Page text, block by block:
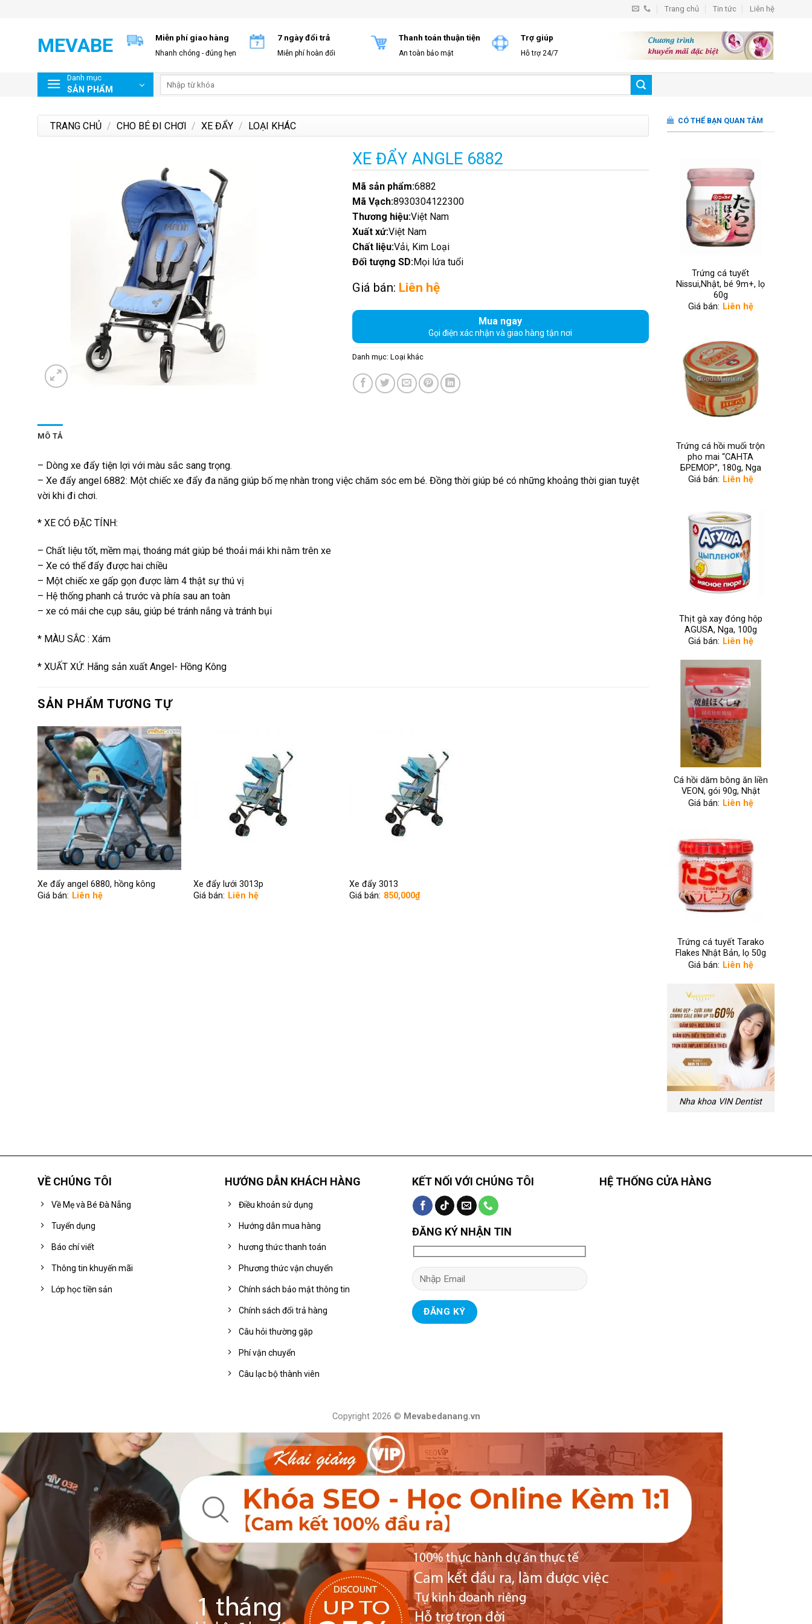
Trang chủ Tin tức Liên hệ
MEVABE Miễn phí giao hàng
Nhanh chóng - đúng hẹn
7 ngày đổi trả
Miễn phí hoàn đổi
Thanh toán thuận tiện
An toàn bảo mật
Trợ giúp
Hỗ trợ 24/7
Danh mục
SẢN PHẨM
kiếm:
TRANG CHỦ / CHO BÉ ĐI CHƠI / XE ĐẨY / LOẠI KHÁC
XE ĐẨY ANGLE 6882
Mã sản phẩm:6882
Mã Vạch:8930304122300
Thương hiệu:Việt Nam
Xuất xứ:Việt Nam
Chất liệu:Vải, Kim Loại
Đối tượng SD:Mọi lứa tuổi
Giá bán: Liên hệ
Mua ngay
Gọi điện xác nhận và giao hàng tận nơi
Danh mục: Loại khác
MÔ TẢ
– Dòng xe đẩy tiện lợi với màu sắc sang trọng.
– Xe đẩy angel 6882: Một chiếc xe đẩy đa năng giúp bố mẹ nhàn trong việc chăm sóc em bé. Đồng thời giúp bé có những khoảng thời gian tuyệt
vời khi đi chơi.
* XE CÓ ĐẶC TÍNH:
– Chất liệu tốt, mềm mại, thoáng mát giúp bé thoải mái khi nằm trên xe
– Xe có thể đẩy được hai chiều
– Một chiếc xe gấp gọn được làm 4 thật sự thú vị
– Hệ thống phanh cả trước và phía sau an toàn
– xe có mái che cụp sâu, giúp bé tránh nắng và tránh bụi
* MÀU SẮC : Xám
* XUẤT XỨ: Hãng sản xuất Angel- Hồng Kông
SẢN PHẨM TƯƠNG TỰ
Xe đẩy angel 6880, hồng kông
Giá bán: Liên hệ
Xe đẩy lưới 3013p
Giá bán: Liên hệ
Xe đẩy 3013
Giá bán: 850,000₫
CÓ THỂ BẠN QUAN TÂM
Trứng cá tuyết
Nissui,Nhật, bé 9m+, lọ
60g
Giá bán: Liên hệ
Trứng cá hồi muối trộn
pho mai “САНТА
БРЕМОР”, 180g, Nga
Giá bán: Liên hệ
Thịt gà xay đóng hộp
AGUSA, Nga, 100g
Giá bán: Liên hệ
Cá hồi dăm bông ăn liền
VEON, gói 90g, Nhật
Giá bán: Liên hệ
Trứng cá tuyết Tarako
Flakes Nhật Bản, lọ 50g
Giá bán: Liên hệ
Nha khoa VIN Dentist
VỀ CHÚNG TÔI
Về Mẹ và Bé Đà Nẵng
Tuyển dụng
Báo chí viết
Thông tin khuyến mãi
Lớp học tiền sản
HƯỚNG DẪN KHÁCH HÀNG
Điều khoản sử dụng
Hướng dẫn mua hàng
hương thức thanh toán
Phương thức vận chuyển
Chính sách bảo mật thông tin
Chính sách đổi trả hàng
Câu hỏi thường gặp
Phí vận chuyển
Câu lạc bộ thành viên
KẾT NỐI VỚI CHÚNG TÔI
ĐĂNG KÝ NHẬN TIN
HỆ THỐNG CỬA HÀNG
Copyright 2026 © Mevabedanang.vn